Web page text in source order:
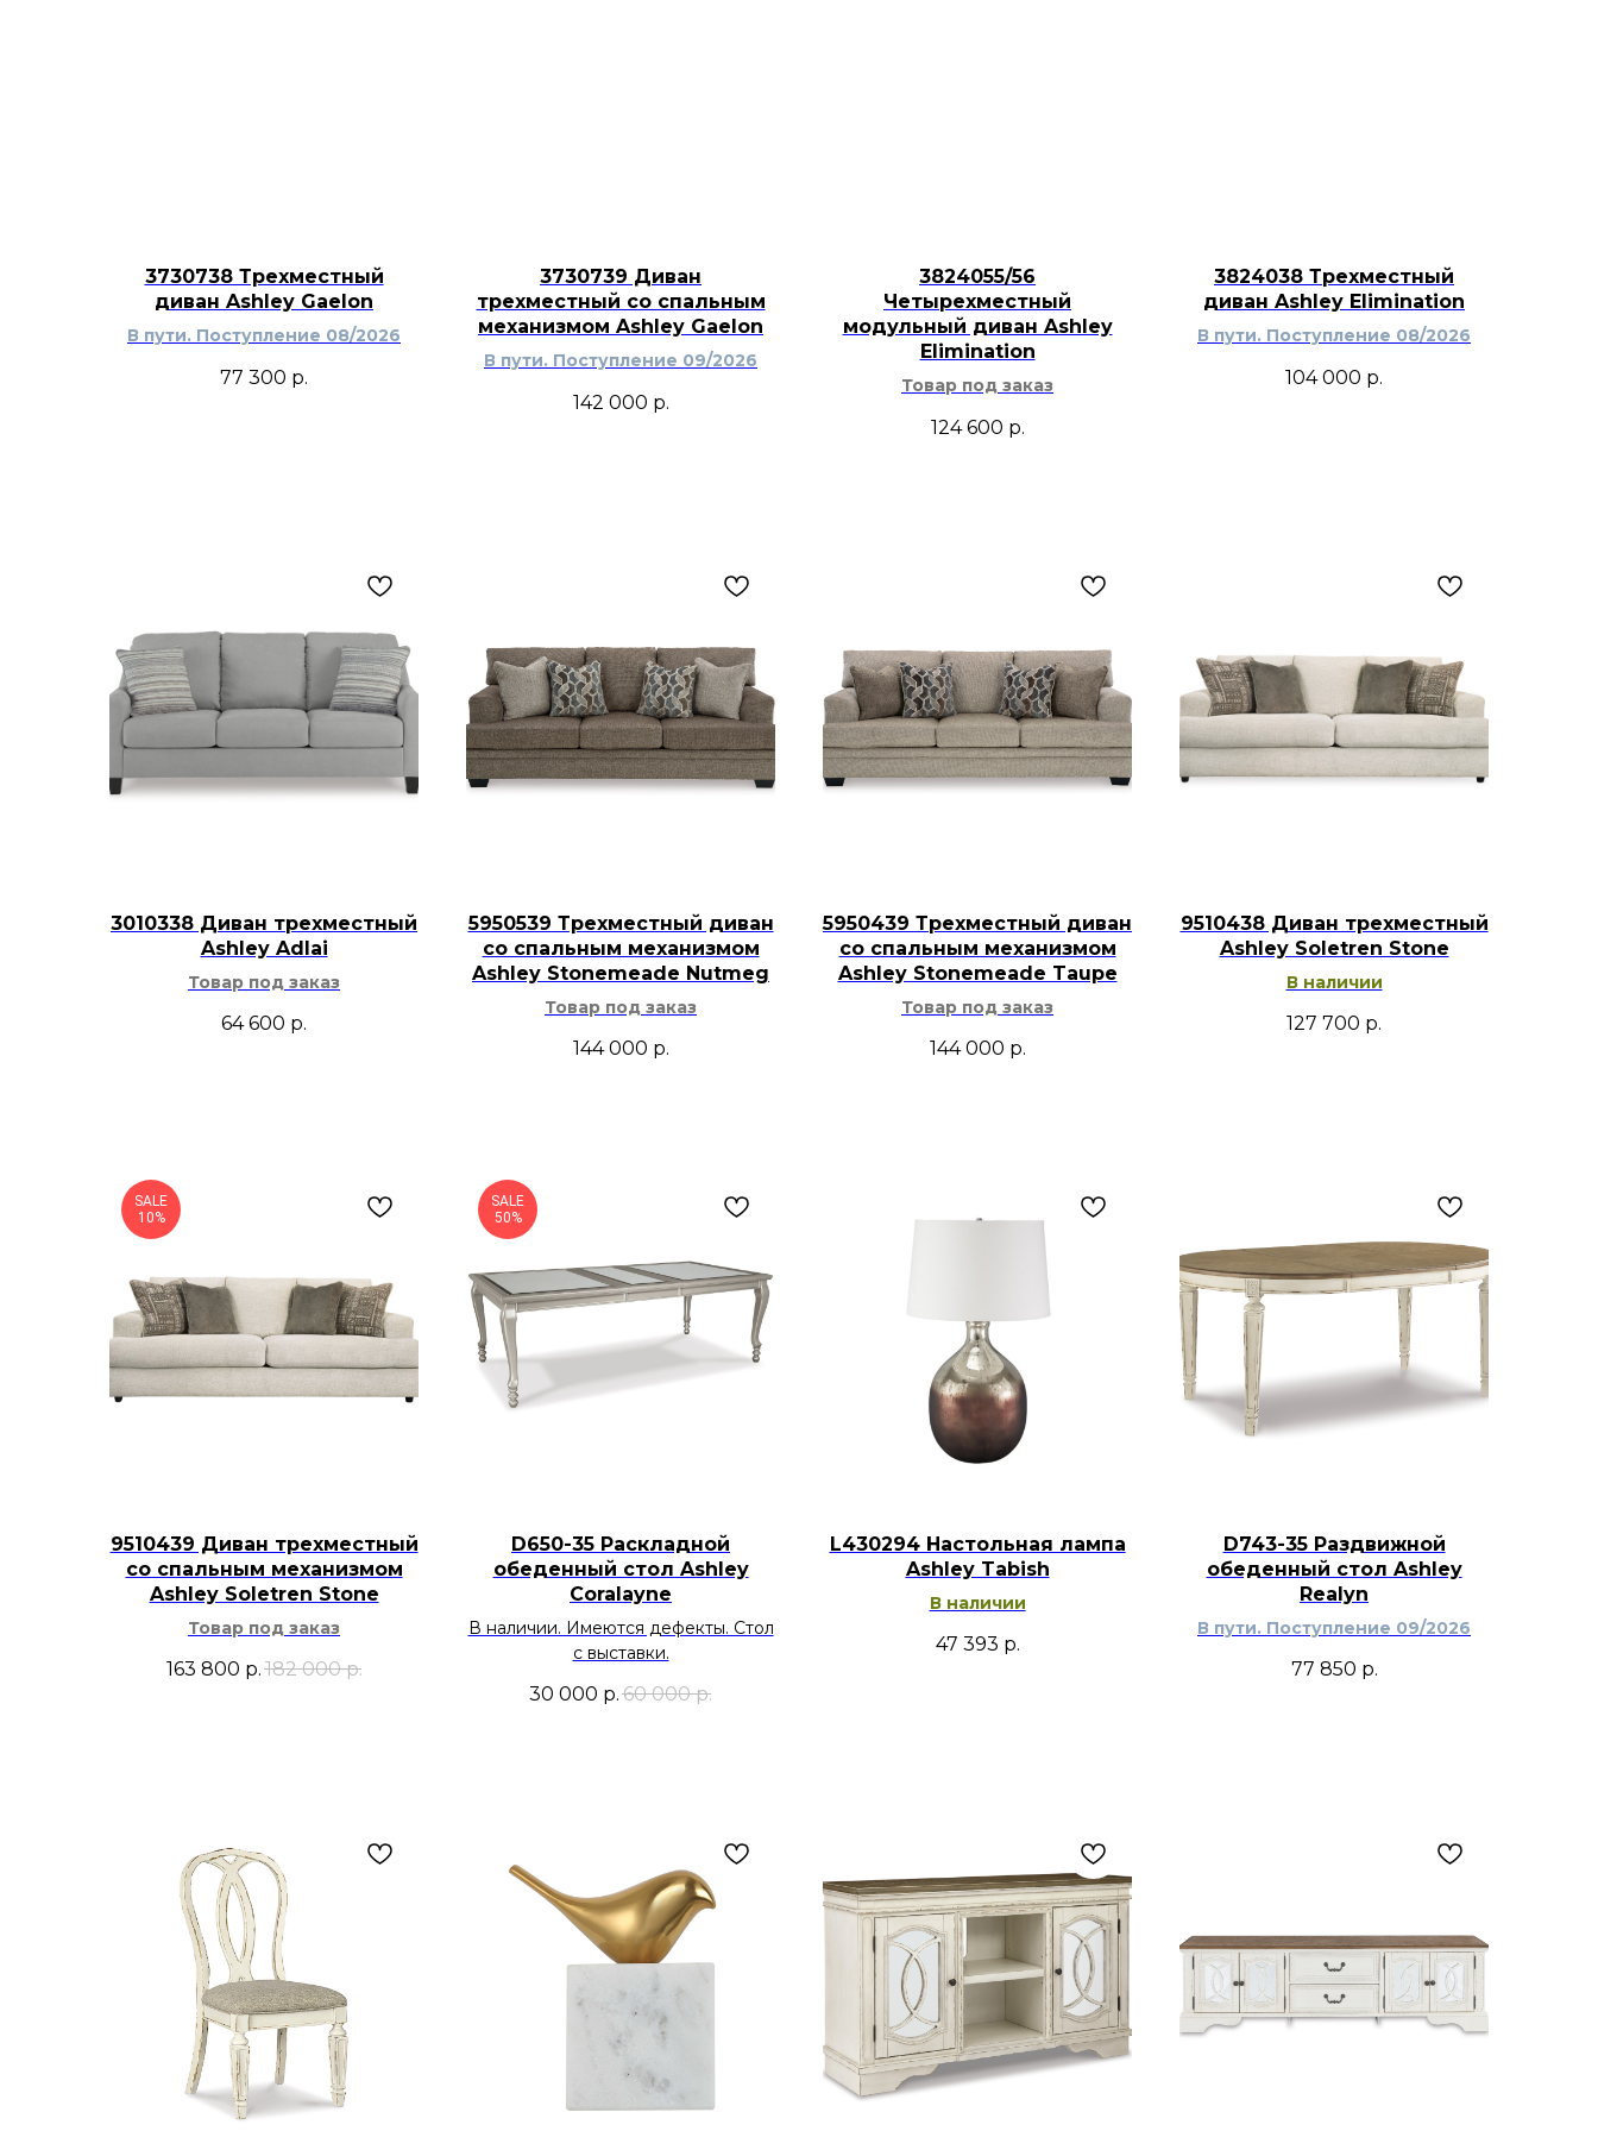
3730738 Трехместный
диван Ashley Gaelon
В пути. Поступление 08/2026
77 300 р.
3730739 Диван
трехместный со спальным
механизмом Ashley Gaelon
В пути. Поступление 09/2026
142 000 р.
3824055/56
Четырехместный
модульный диван Ashley
Elimination
Товар под заказ
124 600 р.
3824038 Трехместный
диван Ashley Elimination
В пути. Поступление 08/2026
104 000 р.
3010338 Диван трехместный
Ashley Adlai
Товар под заказ
64 600 р.
5950539 Трехместный диван
со спальным механизмом
Ashley Stonemeade Nutmeg
Товар под заказ
144 000 р.
5950439 Трехместный диван
со спальным механизмом
Ashley Stonemeade Taupe
Товар под заказ
144 000 р.
9510438 Диван трехместный
Ashley Soletren Stone
В наличии
127 700 р.
SALE
10%
9510439 Диван трехместный
со спальным механизмом
Ashley Soletren Stone
Товар под заказ
163 800 р.182 000 р.
SALE
50%
D650-35 Раскладной
обеденный стол Ashley
Coralayne
В наличии. Имеются дефекты. Стол
с выставки.
30 000 р. 60 000 р.
L430294 Настольная лампа
Ashley Tabish
В наличии
47 393 р.
D743-35 Раздвижной
обеденный стол Ashley
Realyn
В пути. Поступление 09/2026
77 850 р.